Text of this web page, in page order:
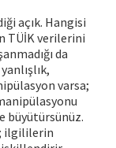
açık. Hangisi
TÜİK verilerini
da
varsa;
büyütürsünüz.
ilgililerin